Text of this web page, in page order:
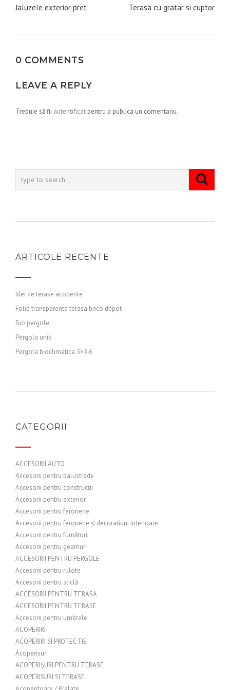
în
Jaluzele exterior pret Terasa cu gratar si cuptor
0 COMMENTS
LEAVE A REPLY
Trebuie să fii autentificat pentru a publica un comentariu.
ARTICOLE RECENTE
Idei de terase acoperite
Folie transparenta terasa brico depot
Bio pergole
Pergola unik
Pergola bioclimatica 3×3 6
CATEGORII
ACCESORII AUTO
Accesorii pentru balustrade
Accesorii pentru construcții
Accesorii pentru exterior
Accesorii pentru feronerie
Accesorii pentru feronerie și decoratiuni interioare
Accesorii pentru fumători
Accesorii pentru geamuri
ACCESORII PENTRU PERGOLE
Accesorii pentru rulote
Accesorii pentru sticlă
ACCESORII PENTRU TERASĂ
ACCESORII PENTRU TERASE
Accesorii pentru umbrele
ACOPERIRI
ACOPERIRI SI PROTECTIE
Acoperisuri
ACOPERIȘURI PENTRU TERASE
ACOPERISURI SI TERASE